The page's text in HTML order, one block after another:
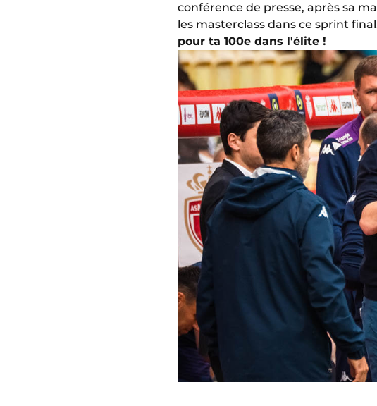
conférence de presse, après sa
les masterclass dans ce sprint
pour ta 100e dans l'élite !